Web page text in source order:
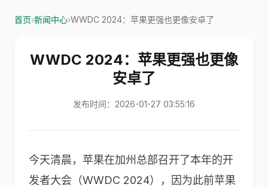
首页›新闻中心›WWDC 2024：苹果更强也更像安卓了
WWDC 2024：苹果更强也更像
安卓了
发布时间：2026-01-27 03:55:16
今天清晨，苹果在加州总部召开了本年的开
发者大会（WWDC 2024），因为此前苹果